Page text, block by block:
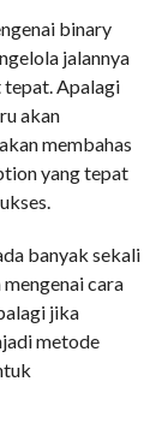
binary
jalannya
tepat. Apalagi
akan
membahas
yang tepat
banyak sekali
cara
jika
metode